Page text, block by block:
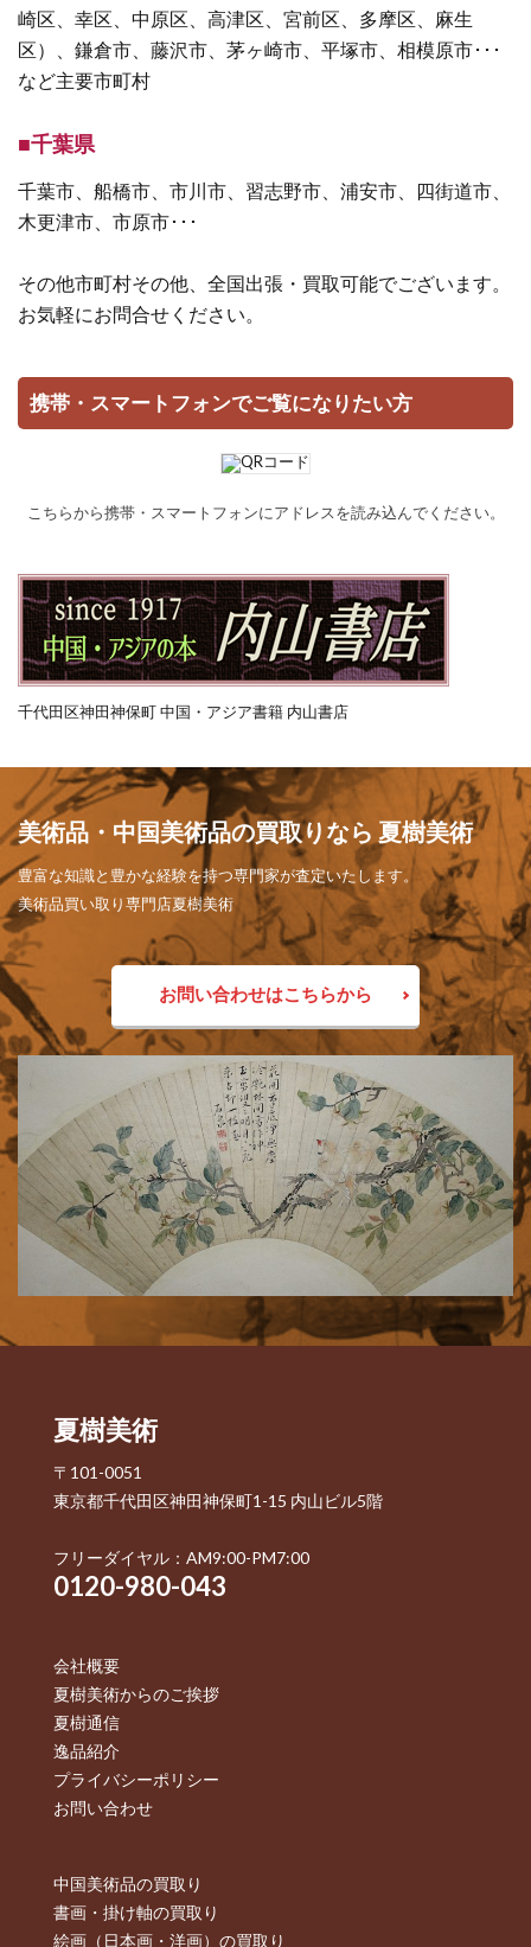
崎区、幸区、中原区、高津区、宮前区、多摩区、麻生
区）、鎌倉市、藤沢市、茅ヶ崎市、平塚市、相模原市･･･
など主要市町村
■千葉県
千葉市、船橋市、市川市、習志野市、浦安市、四街道市、
木更津市、市原市･･･
その他市町村その他、全国出張・買取可能でございます。
お気軽にお問合せください。
携帯・スマートフォンでご覧になりたい方
こちらから携帯・スマートフォンにアドレスを読み込んでください。
千代田区神田神保町 中国・アジア書籍 内山書店
美術品・中国美術品の買取りなら 夏樹美術
豊富な知識と豊かな経験を持つ専門家が査定いたします。
美術品買い取り専門店夏樹美術
お問い合わせはこちらから
夏樹美術
〒101-0051
東京都千代田区神田神保町1-15 内山ビル5階
フリーダイヤル：AM9:00-PM7:00
0120-980-043
会社概要
夏樹美術からのご挨拶
夏樹通信
逸品紹介
プライバシーポリシー
お問い合わせ
中国美術品の買取り
書画・掛け軸の買取り
絵画（日本画・洋画）の買取り